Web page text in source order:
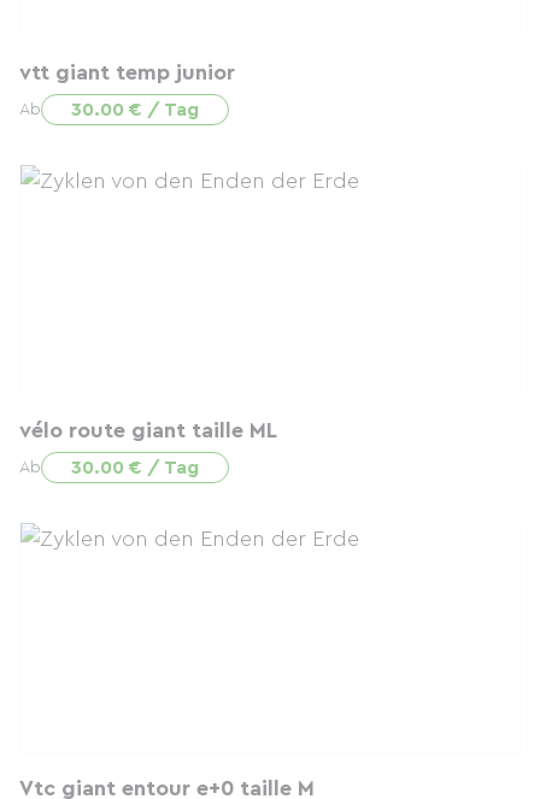
vtt giant temp junior
Ab 30.00 € / Tag
vélo route giant taille ML
Ab 30.00 € / Tag
Vtc giant entour e+0 taille M